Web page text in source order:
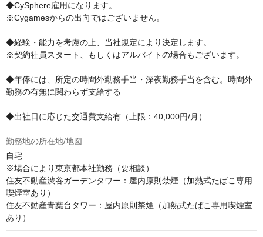
◆CySphere雇用になります。
※Cygamesからの出向ではございません。
◆経験・能力を考慮の上、当社規定により決定します。
※契約社員スタート、もしくはアルバイトの場合もございます。
◆年俸には、所定の時間外勤務手当・深夜勤務手当を含む。時間外
勤務の有無に関わらず支給する
◆出社日に応じた交通費支給有（上限：40,000円/月）
勤務地の所在地/地図
自宅
※場合により東京都本社勤務（要相談）
住友不動産渋谷ガーデンタワー：屋内原則禁煙（加熱式たばこ専用
喫煙室あり）
住友不動産青葉台タワー：屋内原則禁煙（加熱式たばこ専用喫煙室
あり）